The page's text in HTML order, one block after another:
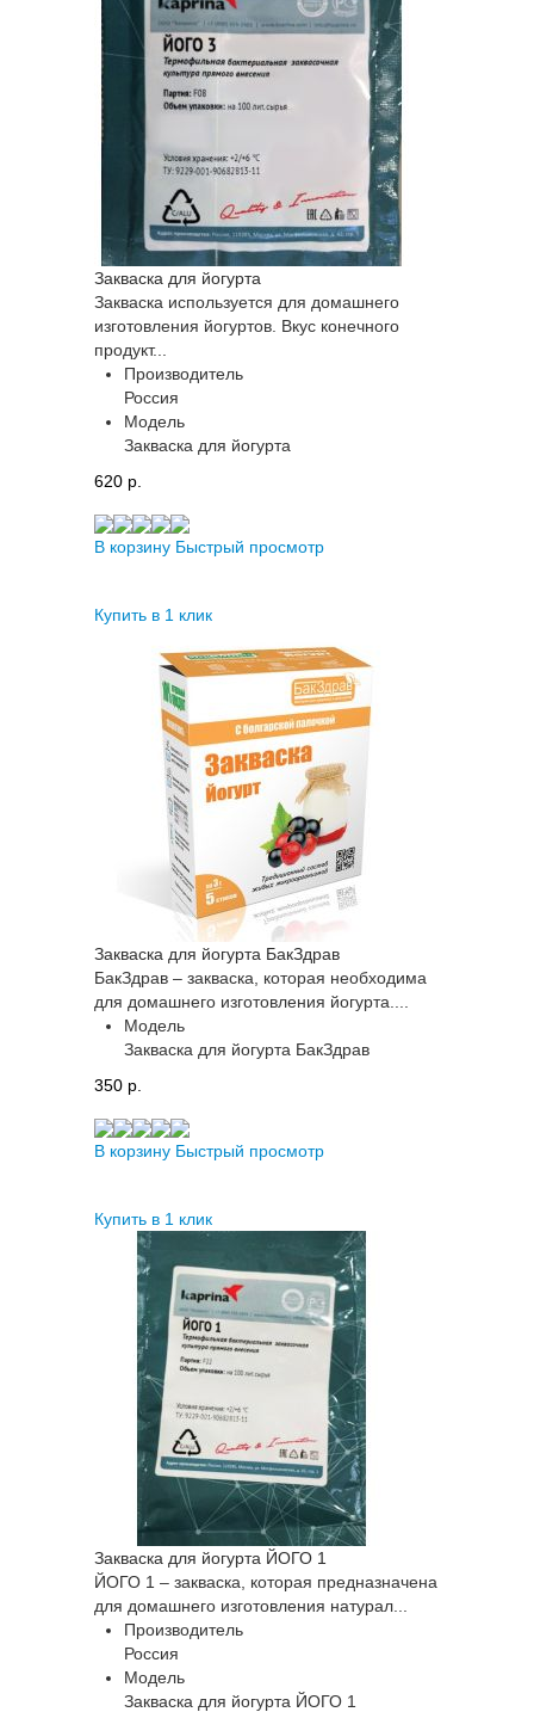
Закваска для йогурта
Закваска используется для домашнего
изготовления йогуртов. Вкус конечного
продукт...
Производитель
Россия
Модель
Закваска для йогурта
620 p.
В корзину Быстрый просмотр
Купить в 1 клик
Закваска для йогурта БакЗдрав
БакЗдрав – закваска, которая необходима
для домашнего изготовления йогурта....
Модель
Закваска для йогурта БакЗдрав
350 p.
В корзину Быстрый просмотр
Купить в 1 клик
Закваска для йогурта ЙОГО 1
ЙОГО 1 – закваска, которая предназначена
для домашнего изготовления натурал...
Производитель
Россия
Модель
Закваска для йогурта ЙОГО 1